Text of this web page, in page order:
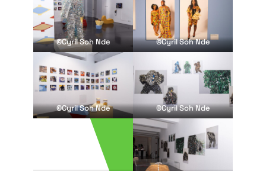
©Cyril Soh Nde ©Cyril Soh Nde
©Cyril Soh Nde ©Cyril Soh Nde